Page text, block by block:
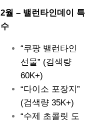
2월 – 밸런타인데이 특
수
“쿠팡 밸런타인
선물” (검색량
60K+)
“다이소 포장지”
(검색량 35K+)
“수제 초콜릿 도